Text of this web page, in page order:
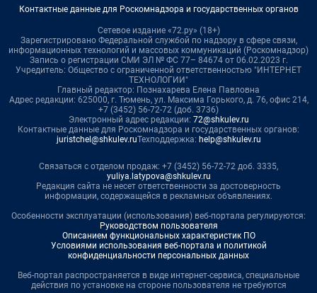
Контактные данные для Роскомнадзора и государственных органов
Сетевое издание «72.ру» (18+)
Зарегистрировано Федеральной службой по надзору в сфере связи,
информационных технологий и массовых коммуникаций (Роскомнадзор)
Запись о регистрации СМИ ЭЛ № ФС 77– 84674 от 06.02.2023 г.
Учредитель: Общество с ограниченной ответственностью "ИНТЕРНЕТ
ТЕХНОЛОГИИ"
Главный редактор: Познахарева Елена Павловна
Адрес редакции: 625000, г. Тюмень, ул. Максима Горького, д. 76, офис 214,
+7 (3452) 56-72-72 (доб. 3736)
Электронный адрес редакции: 72@shkulev.ru
Контактные данные для Роскомнадзора и государственных органов:
juristchel@shkulev.ruТехподдержка: help@shkulev.ru
Связаться с отделом продаж: +7 (3452) 56-72-72 доб. 3335,
yuliya.latypova@shkulev.ru
Редакция сайта не несет ответственности за достоверность
информации, содержащейся в рекламных объявлениях.
Особенности эксплуатации (использования) веб-портала регулируются:
Руководством пользователя
Описанием функциональных характеристик ПО
Условиями использования веб-портала и политикой
конфиденциальности персональных данных
Веб-портал распространяется в виде интернет-сервиса, специальные
действия по установке на стороне пользователя не требуются